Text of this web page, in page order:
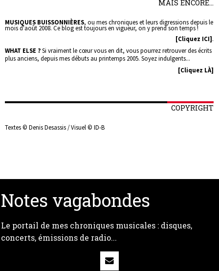
MAIS ENCORE...
MUSIQUES BUISSONNIÈRES, ou mes chroniques et leurs digressions depuis le
mois d'août 2008. Ce blog est toujours en vigueur, on y prend son temps !
[Cliquez ICI].
WHAT ELSE ?Si vraiment le cœur vous en dit, vous pourrez retrouver des écrits
plus anciens, depuis mes débuts au printemps 2005. Soyez indulgents...
[Cliquez LÀ]
COPYRIGHT
Textes © Denis Desassis / Visuel © ID-B
Notes vagabondes
Le portail de mes chroniques musicales : disques,
concerts, émissions de radio...